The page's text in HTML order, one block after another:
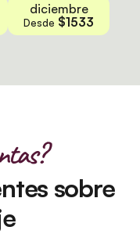
diciembre
Desde $1533
sobre